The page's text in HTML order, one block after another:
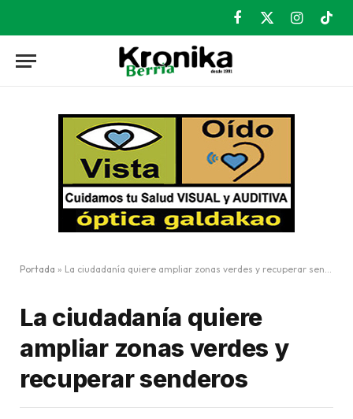
Facebook
X
Instagram
Portada » La ciudadanía quiere ampliar zonas verdes y recuperar senderos
La ciudadanía quiere
ampliar zonas verdes y
recuperar senderos